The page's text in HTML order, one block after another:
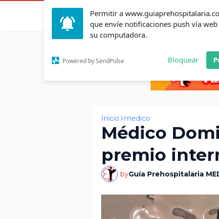
Permitir a
que envíe notificaciones push vía web
su computadora.
Powered by SendPulse Bloquear
Inicio
Inicio medico
Médico
premio
byGuía Prehospitalaria